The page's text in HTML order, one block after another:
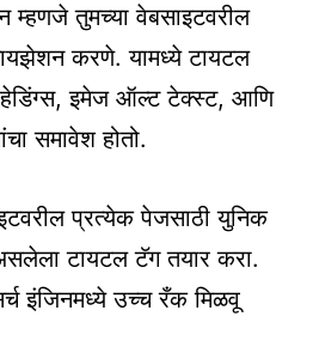
तुमच्या वेबसाइटवरील
करणे. यामध्ये टायटल
हेडिंग्स, इमेज ऑल्ट टेक्स्ट, आणि
समावेश होतो.
प्रत्येक पेजसाठी युनिक
टायटल टॅग तयार करा.
इंजिनमध्ये उच्च रँक मिळवू